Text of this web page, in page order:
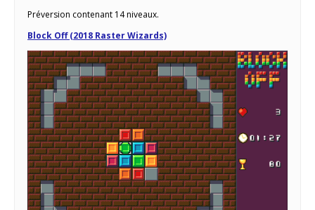
Préversion contenant 14 niveaux.
Block Off (2018 Raster Wizards)